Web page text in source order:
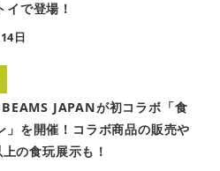
イで登場！
日
JAPANが初コラボ「食
」を開催！コラボ商品の販売や
の食玩展示も！